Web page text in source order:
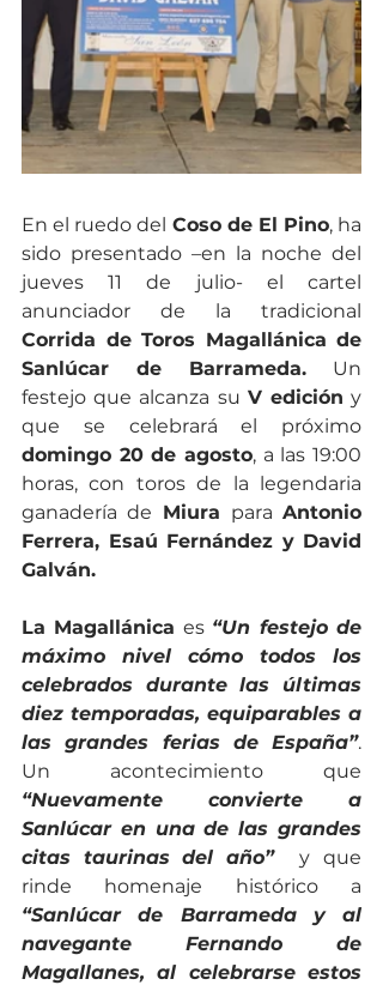
En el ruedo del Coso de El Pino, ha
sido presentado –en la noche del
jueves 11 de julio- el cartel
Corrida de Toros Magallánica de
Sanlúcar de Barrameda. Un
festejo que alcanza su V edición y
domingo 20 de agosto, a las 19:00
horas, con toros de la legendaria
ganadería de Miura para Antonio
Ferrera, Esaú Fernández y David
Galván.
La Magallánica es “Un festejo de
máximo nivel cómo todos los
celebrados durante las últimas
diez temporadas, equiparables a
las grandes ferias de España”.
“Nuevamente convierte a
Sanlúcar en una de las grandes
citas taurinas del año” y que
rinde homenaje histórico a
“Sanlúcar de Barrameda y al
navegante Fernando de
Magallanes, al celebrarse estos